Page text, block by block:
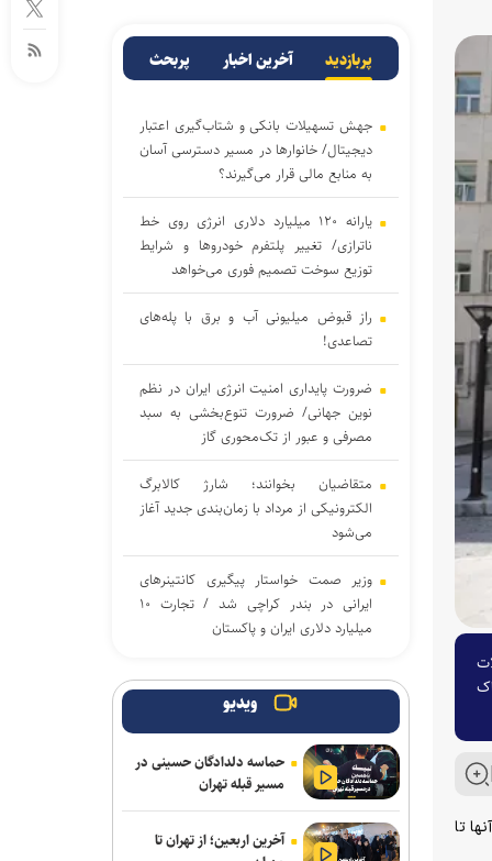
سالانه آنها تا
پربازدید آخرین اخبار پربحث
جهش تسهیلات بانکی و شتاب‌گیری اعتبار
دیجیتال/ خانوار‌ها در مسیر دسترسی آسان‌
به منابع مالی قرار می‌گیرند؟
یارانه ۱۲۰ میلیارد دلاری انرژی روی خط
ناترازی/ تغییر پلتفرم خودروها و شرایط
توزیع سوخت تصمیم فوری می‌خواهد
راز قبوض میلیونی آب و برق با پله‌های
تصاعدی!
ضرورت پایداری امنیت انرژی ایران در نظم
نوین جهانی/ ضرورت تنوع‌بخشی به سبد
مصرفی و عبور از تک‌محوری گاز
متقاضیان بخوانند؛ شارژ کالابرگ
الکترونیکی از مرداد با زمان‌بندی جدید آغاز
می‌شود
وزیر صمت خواستار پیگیری کانتینر‌های
ایرانی در بندر کراچی شد / تجارت ۱۰
میلیارد دلاری ایران و پاکستان
ایران دالان‌ لجستیک بین‌المللی/ بنادر
پاکستان مرکز صادرات مجدد کالاهای
دیپلماسی همسایگی در تراز عالی؛ میزبانی
سفارت ایران در اسلام‌آباد از ۶ وزیر کابینه
پاکستان
ویدیو
حماسه دلدادگان حسینی در
مسیر قبله تهران
آخرین اربعین؛ از تهران تا